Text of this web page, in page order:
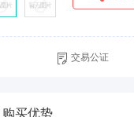
交易公证
购买优势